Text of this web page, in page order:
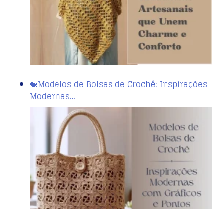
🧶Modelos de Bolsas de Crochê: Inspirações
Modernas…